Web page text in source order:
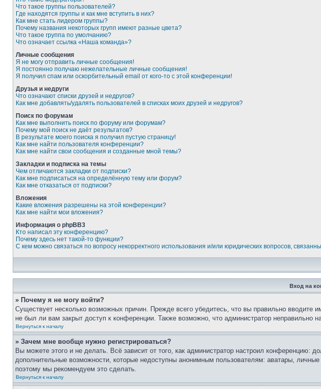
Что такое группы пользователей?
Где находятся группы и как мне вступить в них?
Как мне стать лидером группы?
Почему названия некоторых групп имеют разные цвета?
Что такое группа по умолчанию?
Что означает ссылка «Наша команда»?
Личные сообщения
Я не могу отправить личные сообщения!
Я постоянно получаю нежелательные личные сообщения!
Я получил спам или оскорбительный email от кого-то с этой конференции!
Друзья и недруги
Что означают списки друзей и недругов?
Как мне добавлять/удалять пользователей в списках моих друзей и недругов?
Поиск по форумам
Как мне выполнить поиск по форуму или форумам?
Почему мой поиск не даёт результатов?
В результате моего поиска я получил пустую страницу!
Как мне найти пользователя конференции?
Как мне найти свои сообщения и созданные мной темы?
Закладки и подписка на темы
Чем отличаются закладки от подписки?
Как мне подписаться на определённую тему или форум?
Как мне отказаться от подписки?
Вложения
Какие вложения разрешены на этой конференции?
Как мне найти мои вложения?
Информация о phpBB3
Кто написал эту конференцию?
Почему здесь нет такой-то функции?
С кем можно связаться по вопросу некорректного использования и/или юридических вопросов,
Вход на
» Почему я не могу войти?
Существует несколько возможных причин. Прежде всего убедитесь, что вы правильно
не был ли вам закрыт доступ к конференции. Также возможно, что администратор неправильно
Вернуться к началу
» Зачем мне вообще нужно регистрироваться?
Вы можете этого и не делать. Всё зависит от того, как администратор настроил конференцию:
дополнительные возможности, которые недоступны анонимным пользователям: аватары,
поэтому мы рекомендуем это сделать.
Вернуться к началу